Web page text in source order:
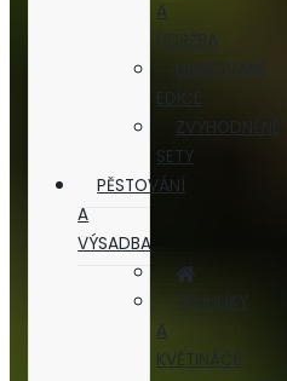
A
ÚDRŽBA
LIMITOVANÉ
EDICE
ZVÝHODNĚNÉ
SETY
PĚSTOVÁNÍ
A
VÝSADBA
TRUHLÍKY
A
KVĚTINÁČE